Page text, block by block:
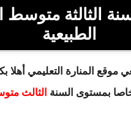
الثالثة
الطبيعية
موقع المنارة التعليمي أهلا
بمستوى السنة الثالث